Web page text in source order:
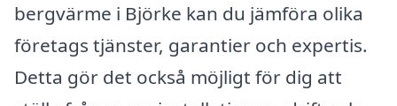
bergvärme i Björke kan du jämföra olika
företags tjänster, garantier och expertis.
Detta gör det också möjligt för dig att